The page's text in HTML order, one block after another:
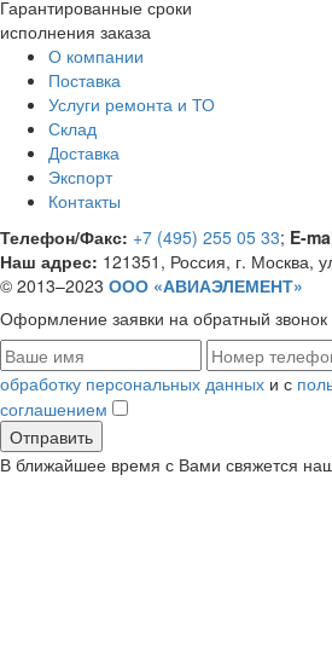
Гарантированные сроки
исполнения заказа
О компании
Поставка
Услуги ремонта и ТО
Склад
Доставка
Экспорт
Контакты
Телефон/Факс: +7 (495) 255 05 33; E-
Наш адрес: 121351, Россия, г. Москва,
© 2013–2023 ООО «АВИАЭЛЕМЕНТ»
Оформление заявки на обратный звонок
обработку персональных данных и с
соглашением
В ближайшее время с Вами свяжется